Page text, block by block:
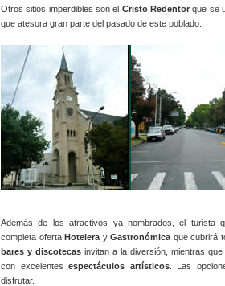
Otros sitios imperdibles son el Cristo Redentorque se
que atesora gran parte del pasado de este poblado.
Además de los atractivos ya nombrados, el turista
completa ofertaHotelera yGastronómica que cubrirá
bares y discotecas invitan a la diversión, mientras que
con excelentesespectáculos artísticos. Las
disfrutar.